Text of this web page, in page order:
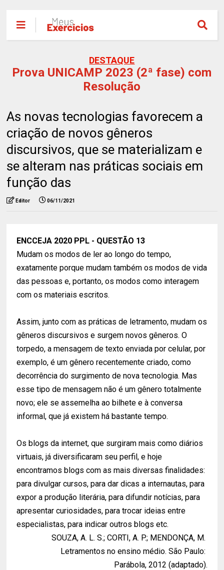
DESTAQUE
Prova UNICAMP 2023 (2ª fase) com
Resolução
As novas tecnologias favorecem a
criação de novos gêneros
discursivos, que se materializam e
se alteram nas práticas sociais em
função das
Editor 06/11/2021
ENCCEJA 2020 PPL - QUESTÃO 13
Mudam os modos de ler ao longo do tempo,
exatamente porque mudam também os modos de vida
das pessoas e, portanto, os modos como interagem
com os materiais escritos.
Assim, junto com as práticas de letramento, mudam os
gêneros discursivos e surgem novos gêneros. O
torpedo, a mensagem de texto enviada por celular, por
exemplo, é um gênero recentemente criado, como
decorrência do surgimento de nova tecnologia. Mas
esse tipo de mensagem não é um gênero totalmente
novo; ele se assemelha ao bilhete e à conversa
informal, que já existem há bastante tempo.
Os blogs da internet, que surgiram mais como diários
virtuais, já diversificaram seu perfil, e hoje
encontramos blogs com as mais diversas finalidades:
para divulgar cursos, para dar dicas a internautas, para
expor a produção literária, para difundir notícias, para
apresentar curiosidades, para trocar ideias entre
especialistas, para indicar outros blogs etc.
SOUZA, A. L. S.; CORTI, A. P.; MENDONÇA, M.
Letramentos no ensino médio. São Paulo:
Parábola, 2012 (adaptado).